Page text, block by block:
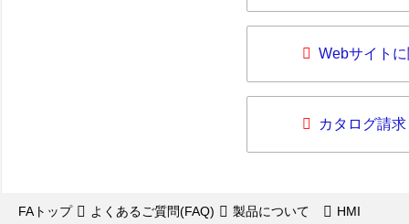
Webサイト
カタログ請求
FAトップ よくあるご質問(FAQ) 製品について
HMI